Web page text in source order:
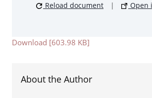
Reload document | Open
Download [603.98 KB]
About the Author